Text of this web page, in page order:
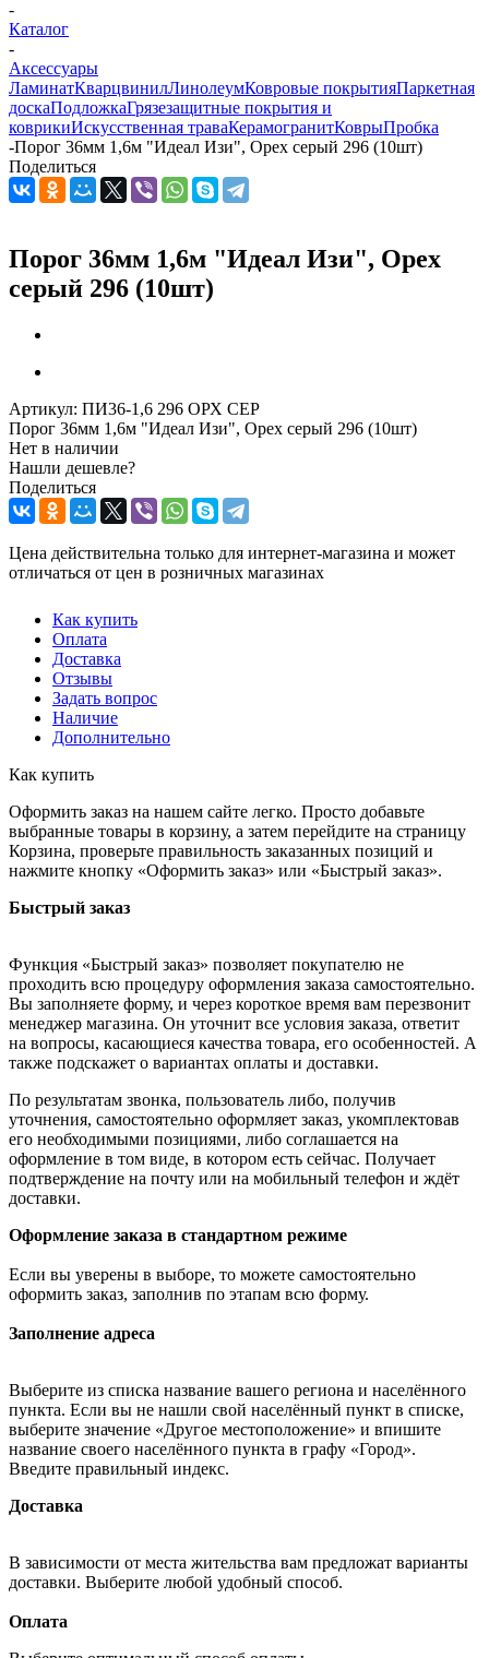
-
Каталог
-
Аксессуары
ЛаминатКварцвинилЛинолеумКовровые покрытияПаркетная
доскаПодложкаГрязезащитные покрытия и
коврикиИскусственная траваКерамогранитКоврыПробка
-Порог 36мм 1,6м "Идеал Изи", Орех серый 296 (10шт)
Поделиться
Порог 36мм 1,6м "Идеал Изи", Орех
серый 296 (10шт)
Артикул: ПИ36-1,6 296 ОРХ СЕР
Порог 36мм 1,6м "Идеал Изи", Орех серый 296 (10шт)
Нет в наличии
Нашли дешевле?
Поделиться
Цена действительна только для интернет-магазина и может
отличаться от цен в розничных магазинах
Как купить
Оплата
Доставка
Отзывы
Задать вопрос
Наличие
Дополнительно
Как купить
Оформить заказ на нашем сайте легко. Просто добавьте
выбранные товары в корзину, а затем перейдите на страницу
Корзина, проверьте правильность заказанных позиций и
нажмите кнопку «Оформить заказ» или «Быстрый заказ».
Быстрый заказ
Функция «Быстрый заказ» позволяет покупателю не
проходить всю процедуру оформления заказа самостоятельно.
Вы заполняете форму, и через короткое время вам перезвонит
менеджер магазина. Он уточнит все условия заказа, ответит
на вопросы, касающиеся качества товара, его особенностей. А
также подскажет о вариантах оплаты и доставки.
По результатам звонка, пользователь либо, получив
уточнения, самостоятельно оформляет заказ, укомплектовав
его необходимыми позициями, либо соглашается на
оформление в том виде, в котором есть сейчас. Получает
подтверждение на почту или на мобильный телефон и ждёт
доставки.
Оформление заказа в стандартном режиме
Если вы уверены в выборе, то можете самостоятельно
оформить заказ, заполнив по этапам всю форму.
Заполнение адреса
Выберите из списка название вашего региона и населённого
пункта. Если вы не нашли свой населённый пункт в списке,
выберите значение «Другое местоположение» и впишите
название своего населённого пункта в графу «Город».
Введите правильный индекс.
Доставка
В зависимости от места жительства вам предложат варианты
доставки. Выберите любой удобный способ.
Оплата